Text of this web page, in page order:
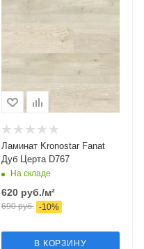
Ламинат Kronostar Fanat
Дуб Церта D767
На складе
620руб./м²
690руб. -10%
В КОРЗИНУ